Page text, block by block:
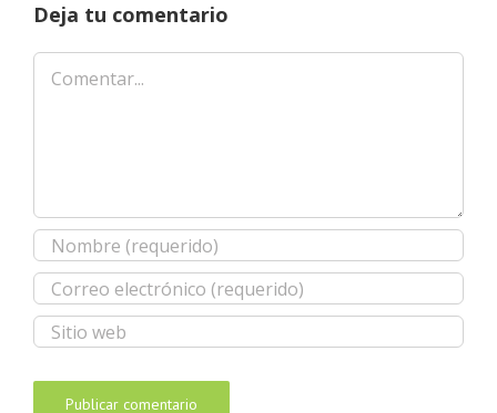
Deja tu comentario
Comentar